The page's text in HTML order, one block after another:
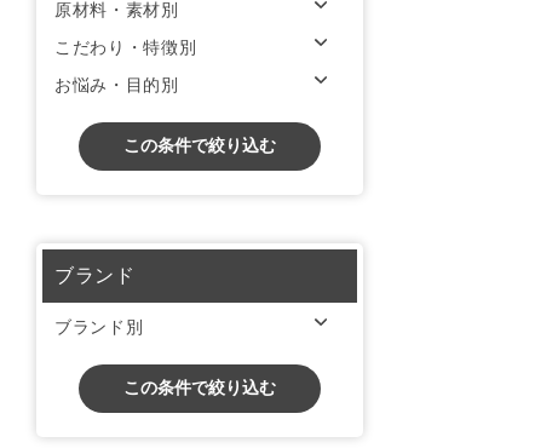
原材料・素材別
こだわり・特徴別
お悩み・目的別
この条件で絞り込む
ブランド
ブランド別
この条件で絞り込む